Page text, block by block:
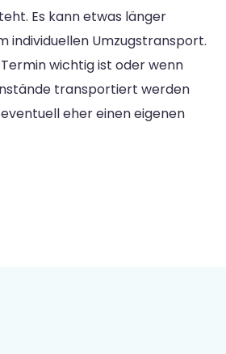
Es kann etwas länger
individuellen Umzugstransport.
wichtig ist oder wenn
transportiert werden
eher einen eigenen